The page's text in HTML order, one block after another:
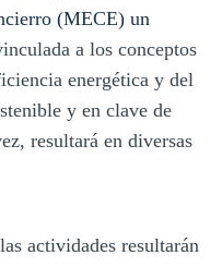
(MECE) un
a los conceptos
energética y del
y en clave de
resultará en diversas
actividades resultarán